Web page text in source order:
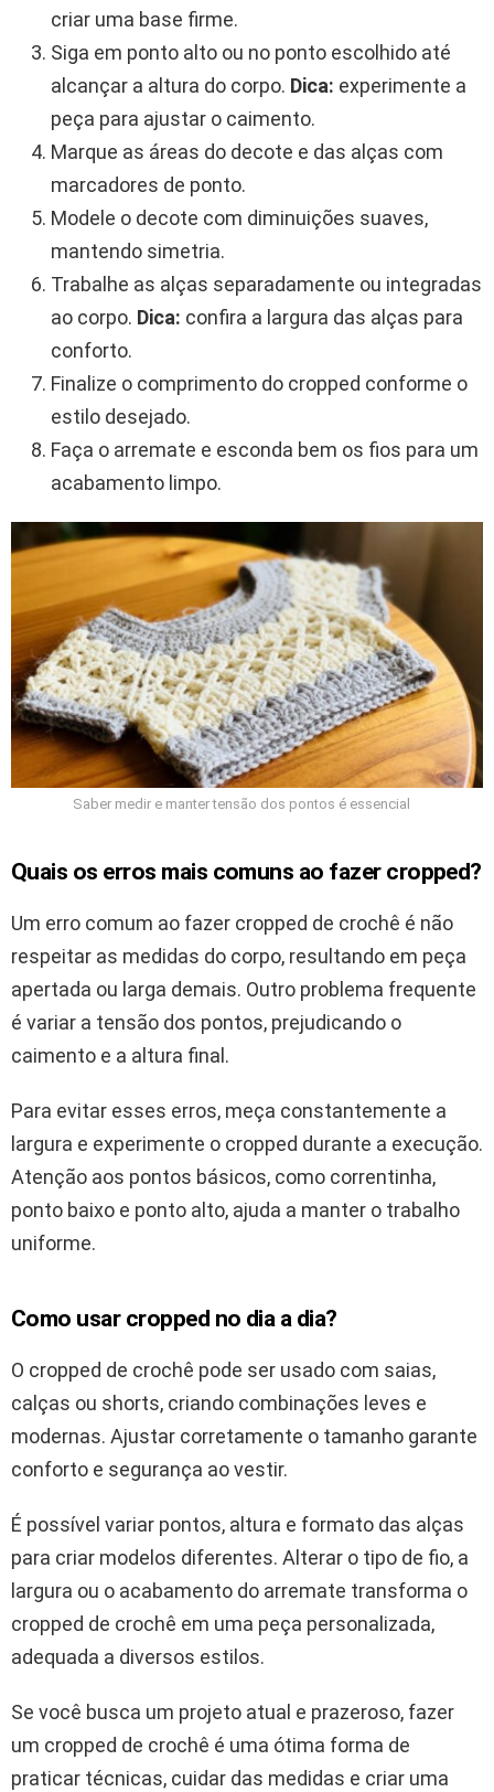
criar uma base firme.
Siga em ponto alto ou no ponto escolhido até
alcançar a altura do corpo. Dica: experimente a
peça para ajustar o caimento.
Marque as áreas do decote e das alças com
marcadores de ponto.
Modele o decote com diminuições suaves,
mantendo simetria.
Trabalhe as alças separadamente ou integradas
ao corpo. Dica: confira a largura das alças para
conforto.
Finalize o comprimento do cropped conforme o
estilo desejado.
Faça o arremate e esconda bem os fios para um
acabamento limpo.
Saber medir e manter tensão dos pontos é essencial
Quais os erros mais comuns ao fazer cropped?
Um erro comum ao fazer cropped de crochê é não
respeitar as medidas do corpo, resultando em peça
apertada ou larga demais. Outro problema frequente
é variar a tensão dos pontos, prejudicando o
caimento e a altura final.
Para evitar esses erros, meça constantemente a
largura e experimente o cropped durante a execução.
Atenção aos pontos básicos, como correntinha,
ponto baixo e ponto alto, ajuda a manter o trabalho
uniforme.
Como usar cropped no dia a dia?
O cropped de crochê pode ser usado com saias,
calças ou shorts, criando combinações leves e
modernas. Ajustar corretamente o tamanho garante
conforto e segurança ao vestir.
É possível variar pontos, altura e formato das alças
para criar modelos diferentes. Alterar o tipo de fio, a
largura ou o acabamento do arremate transforma o
cropped de crochê em uma peça personalizada,
adequada a diversos estilos.
Se você busca um projeto atual e prazeroso, fazer
um cropped de crochê é uma ótima forma de
praticar técnicas, cuidar das medidas e criar uma